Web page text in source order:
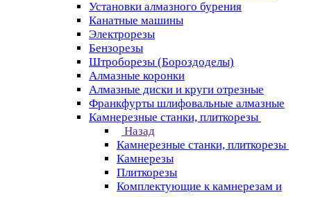
Установки алмазного бурения
Канатные машины
Электрорезы
Бензорезы
Штроборезы (Бороздоделы)
Алмазные коронки
Алмазные диски и круги отрезные
Франкфурты шлифовальные алмазные
Камнерезные станки, плиткорезы
Назад
Камнерезные станки, плиткорезы
Камнерезы
Плиткорезы
Комплектующие к камнерезам и